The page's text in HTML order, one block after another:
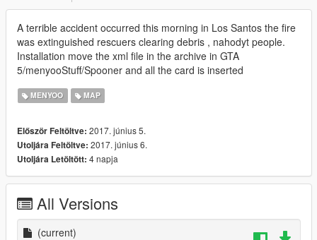
A terrible accident occurred this morning in Los Santos the fire
was extinguished rescuers clearing debris , nahodyt people.
Installation move the xml file in the archive in GTA
5/menyooStuff/Spooner and all the card is inserted
MENYOO MAP
Először Feltöltve: 2017. június 5.
Utoljára Feltöltve: 2017. június 6.
Utoljára Letöltött: 4 napja
All Versions
(current)